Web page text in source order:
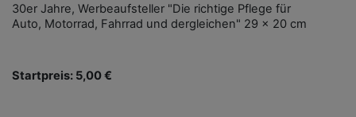
30er Jahre, Werbeaufsteller "Die richtige Pflege für
Auto, Motorrad, Fahrrad und dergleichen" 29 x 20 cm
Startpreis: 5,00 €